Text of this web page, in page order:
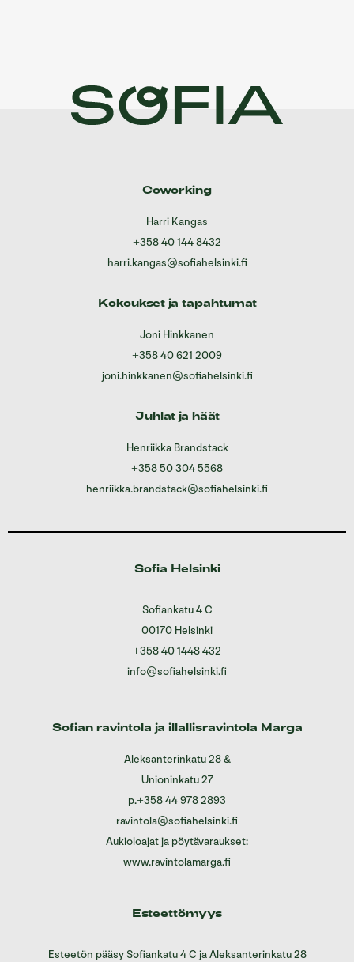
Coworking
Harri Kangas
+358 40 144 8432
harri.kangas@sofiahelsinki.fi
Kokoukset ja tapahtumat
Joni Hinkkanen
+358 40 621 2009
joni.hinkkanen@sofiahelsinki.fi
Juhlat ja häät
Henriikka Brandstack
+358 50 304 5568
henriikka.brandstack@sofiahelsinki.fi
Sofia Helsinki
Sofiankatu 4 C
00170 Helsinki
+358 40 1448 432
info@sofiahelsinki.fi
Sofian ravintola ja illallisravintola Marga
Aleksanterinkatu 28&
Unioninkatu 27
p.+358 44 978 2893
ravintola@sofiahelsinki.fi
Aukioloajat ja pöytävaraukset:
www.ravintolamarga.fi
Esteettömyys
Esteetön pääsy Sofiankatu 4 C ja Aleksanterinkatu 28